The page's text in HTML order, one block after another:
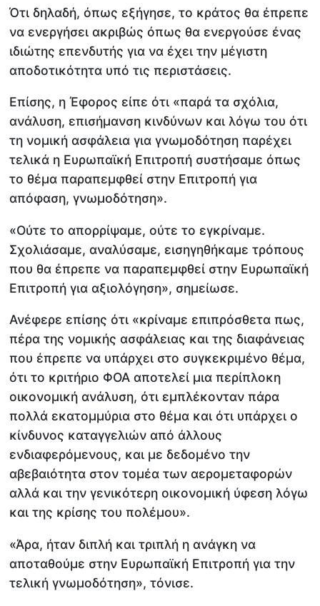
Ότι δηλαδή, όπως εξήγησε, το κράτος θα έπρεπε
να ενεργήσει ακριβώς όπως θα ενεργούσε ένας
ιδιώτης επενδυτής για να έχει την μέγιστη
αποδοτικότητα υπό τις περιστάσεις.
Επίσης, η Έφορος είπε ότι «παρά τα σχόλια,
ανάλυση, επισήμανση κινδύνων και λόγω του ότι
τη νομική ασφάλεια για γνωμοδότηση παρέχει
τελικά η Ευρωπαϊκή Επιτροπή συστήσαμε όπως
το θέμα παραπεμφθεί στην Επιτροπή για
απόφαση, γνωμοδότηση».
«Ούτε το απορρίψαμε, ούτε το εγκρίναμε.
Σχολιάσαμε, αναλύσαμε, εισηγηθήκαμε τρόπους
που θα έπρεπε να παραπεμφθεί στην Ευρωπαϊκή
Επιτροπή για αξιολόγηση», σημείωσε.
Ανέφερε επίσης ότι «κρίναμε επιπρόσθετα πως,
πέρα της νομικής ασφάλειας και της διαφάνειας
που έπρεπε να υπάρχει στο συγκεκριμένο θέμα,
ότι το κριτήριο ΦΟΑ αποτελεί μια περίπλοκη
οικονομική ανάλυση, ότι εμπλέκονταν πάρα
πολλά εκατομμύρια στο θέμα και ότι υπάρχει ο
κίνδυνος καταγγελιών από άλλους
ενδιαφερόμενους, και με δεδομένο την
αβεβαιότητα στον τομέα των αερομεταφορών
αλλά και την γενικότερη οικονομική ύφεση λόγω
και της κρίσης του πολέμου».
«Άρα, ήταν διπλή και τριπλή η ανάγκη να
αποταθούμε στην Ευρωπαϊκή Επιτροπή για την
τελική γνωμοδότηση», τόνισε.